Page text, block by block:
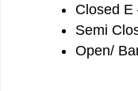
Closed E
Semi
Open/